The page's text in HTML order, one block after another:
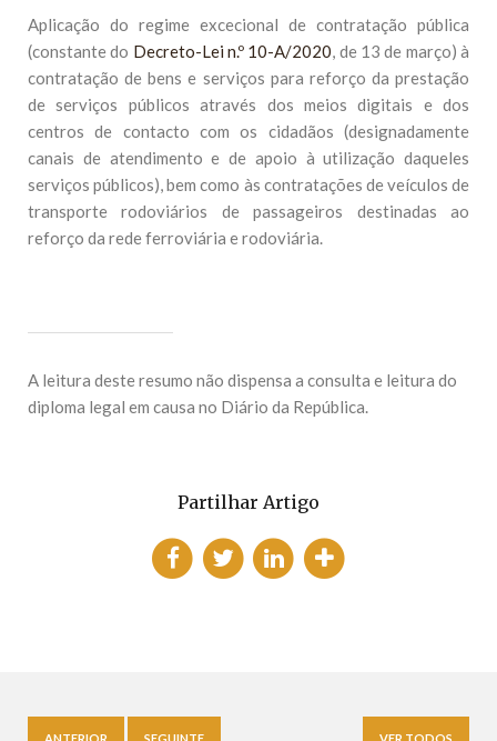
Aplicação do regime excecional de contratação pública
(constante do Decreto-Lei n.º 10-A/2020, de 13 de março) à
contratação de bens e serviços para reforço da prestação
de serviços públicos através dos meios digitais e dos
centros de contacto com os cidadãos (designadamente
canais de atendimento e de apoio à utilização daqueles
serviços públicos), bem como às contratações de veículos de
transporte rodoviários de passageiros destinadas ao
reforço da rede ferroviária e rodoviária.
A leitura deste resumo não dispensa a consulta e leitura do
diploma legal em causa no Diário da República.
Partilhar Artigo
ANTERIOR SEGUINTE VER TODOS